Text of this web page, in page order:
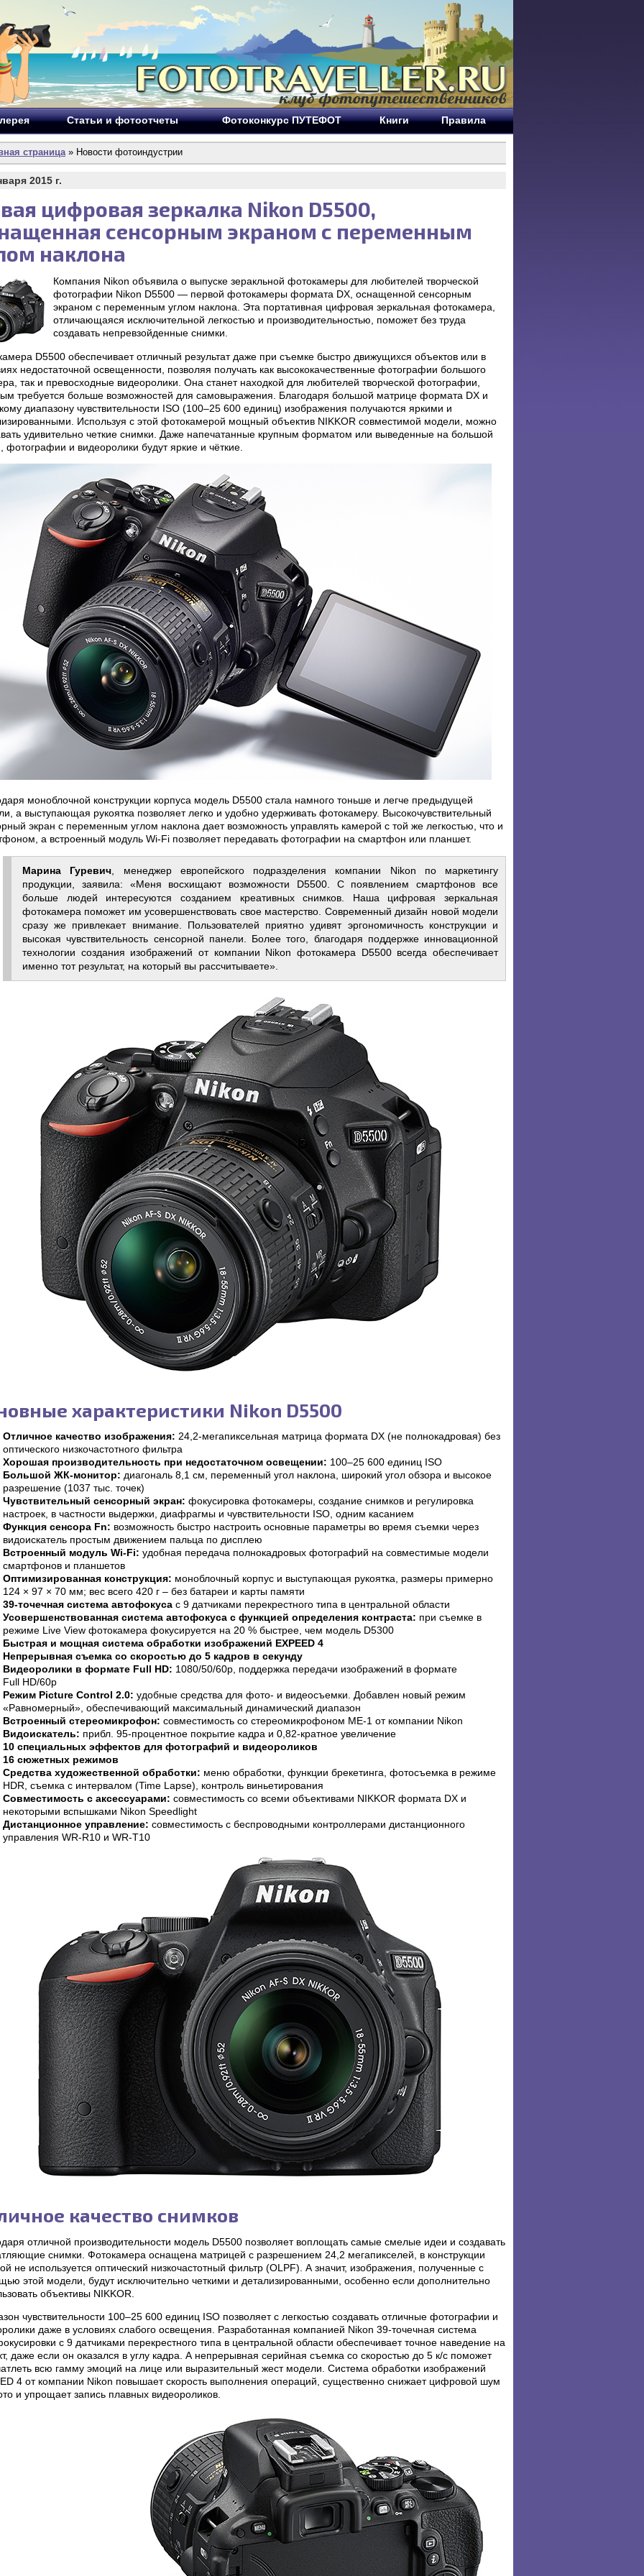
Статьи и фотоотчеты Фотоконкурс ПУТЕФОТ Книги Правила
страница» Новости фотоиндустрии
2015 г.
цифровая зеркалка Nikon D5500,
сенсорным экраном с переменным
наклона
Компания Nikon объявила о выпуске зеракльной фотокамеры для любителей творческой
фотографии Nikon D5500 — первой фотокамеры формата DX, оснащенной сенсорным
экраном с переменным углом наклона. Эта портативная цифровая зеркальная фотокамера,
отличающаяся исключительной легкостью и производительностью, поможет без труда
создавать непревзойденные снимки.
D5500 обеспечивает отличный результат даже при съемке быстро движущихся объектов или в
недостаточной освещенности, позволяя получать как высококачественные фотографии большого
так и превосходные видеоролики. Она станет находкой для любителей творческой фотографии,
требуется больше возможностей для самовыражения. Благодаря большой матрице формата DX и
диапазону чувствительности ISO (100–25 600 единиц) изображения получаются яркими и
Используя с этой фотокамерой мощный объектив NIKKOR совместимой модели, можно
удивительно четкие снимки. Даже напечатанные крупным форматом или выведенные на большой
фотографии и видеоролики будут яркие и чёткие.
моноблочной конструкции корпуса модель D5500 стала намного тоньше и легче предыдущей
а выступающая рукоятка позволяет легко и удобно удерживать фотокамеру. Высокочувствительный
экран с переменным углом наклона дает возможность управлять камерой с той же легкостью, что и
а встроенный модуль Wi-Fi позволяет передавать фотографии на смартфон или планшет.
Марина Гуревич , менеджер европейского подразделения компании Nikon по маркетингу
продукции, заявила: «Меня восхищают возможности D5500. С появлением смартфонов все
больше людей интересуются созданием креативных снимков. Наша цифровая зеркальная
фотокамера поможет им усовершенствовать свое мастерство. Современный дизайн новой модели
сразу же привлекает внимание. Пользователей приятно удивят эргономичность конструкции и
высокая чувствительность сенсорной панели. Более того, благодаря поддержке инновационной
технологии создания изображений от компании Nikon фотокамера D5500 всегда обеспечивает
именно тот результат, на который вы рассчитываете».
характеристики Nikon D5500
Отличное качество изображения: 24,2-мегапиксельная матрица формата DX (не полнокадровая) без
оптического низкочастотного фильтра
Хорошая производительность при недостаточном освещении: 100–25 600 единиц ISO
Большой ЖК-монитор: диагональ 8,1 см, переменный угол наклона, широкий угол обзора и высокое
разрешение (1037 тыс. точек)
Чувствительный сенсорный экран: фокусировка фотокамеры, создание снимков и регулировка
настроек, в частности выдержки, диафрагмы и чувствительности ISO, одним касанием
Функция сенсора Fn: возможность быстро настроить основные параметры во время съемки через
видоискатель простым движением пальца по дисплею
Встроенный модуль Wi-Fi: удобная передача полнокадровых фотографий на совместимые модели
смартфонов и планшетов
Оптимизированная конструкция: моноблочный корпус и выступающая рукоятка, размеры примерно
124 × 97 × 70 мм; вес всего 420 г – без батареи и карты памяти
39-точечная система автофокуса с 9 датчиками перекрестного типа в центральной области
Усовершенствованная система автофокуса с функцией определения контраста: при съемке в
режиме Live View фотокамера фокусируется на 20 % быстрее, чем модель D5300
Быстрая и мощная система обработки изображений EXPEED 4
Непрерывная съемка со скоростью до 5 кадров в секунду
Видеоролики в формате Full HD: 1080/50/60p, поддержка передачи изображений в формате
Full HD/60p
Режим Picture Control 2.0: удобные средства для фото- и видеосъемки. Добавлен новый режим
«Равномерный», обеспечивающий максимальный динамический диапазон
Встроенный стереомикрофон: совместимость со стереомикрофоном ME-1 от компании Nikon
Видоискатель: прибл. 95-процентное покрытие кадра и 0,82-кратное увеличение
10 специальных эффектов для фотографий и видеороликов
16 сюжетных режимов
Средства художественной обработки: меню обработки, функции брекетинга, фотосъемка в режиме
HDR, съемка с интервалом (Time Lapse), контроль виньетирования
Совместимость с аксессуарами: совместимость со всеми объективами NIKKOR формата DX и
некоторыми вспышками Nikon Speedlight
Дистанционное управление: совместимость с беспроводными контроллерами дистанционного
управления WR-R10 и WR-T10
качество снимков
отличной производительности модель D5500 позволяет воплощать самые смелые идеи и создавать
снимки. Фотокамера оснащена матрицей с разрешением 24,2 мегапикселей, в конструкции
не используется оптический низкочастотный фильтр (OLPF). А значит, изображения, полученные с
этой модели, будут исключительно четкими и детализированными, особенно если дополнительно
объективы NIKKOR.
чувствительности 100–25 600 единиц ISO позволяет с легкостью создавать отличные фотографии и
даже в условиях слабого освещения. Разработанная компанией Nikon 39-точечная система
с 9 датчиками перекрестного типа в центральной области обеспечивает точное наведение на
даже если он оказался в углу кадра. А непрерывная серийная съемка со скоростью до 5 к/с поможет
всю гамму эмоций на лице или выразительный жест модели. Система обработки изображений
4 от компании Nikon повышает скорость выполнения операций, существенно снижает цифровой шум
и упрощает запись плавных видеороликов.